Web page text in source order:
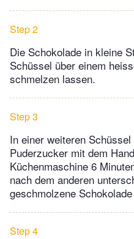
Step 2
Die Schokolade in kleine
Schüssel über einem
schmelzen lassen.
Step 3
In einer weiteren
Puderzucker mit dem
Küchenmaschine 6
nach dem anderen
geschmolzene
Step 4